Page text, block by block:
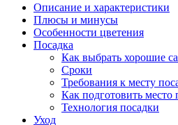
Описание и характеристики
Плюсы и минусы
Особенности цветения
Посадка
Как выбрать хорошие
Сроки
Требования к месту
Как подготовить место
Технология посадки
Уход